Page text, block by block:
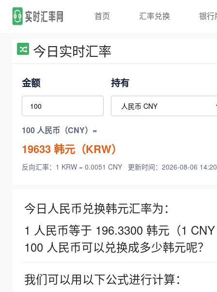
首页 汇率兑换 银行
今日实时汇率
金额 持有
100 人民币（CNY）=
19633韩元（KRW）
反向汇率：1 KRW = 0.0051 CNY 更新时间：2026-08-06
今日人民币兑换韩元汇率为：
1 人民币等于 196.3300 韩元（1
100 人民币可以兑换成多少韩元呢？
我们可以用以下公式进行计算：